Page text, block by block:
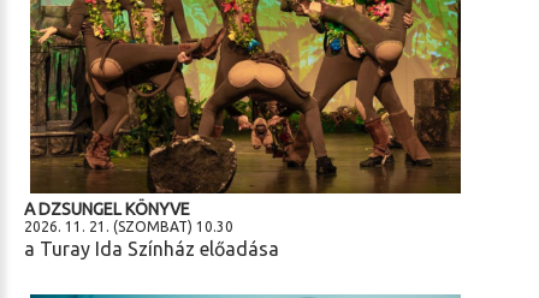
A DZSUNGEL KÖNYVE
2026. 11. 21. (SZOMBAT) 10.30
a Turay Ida Színház előadása